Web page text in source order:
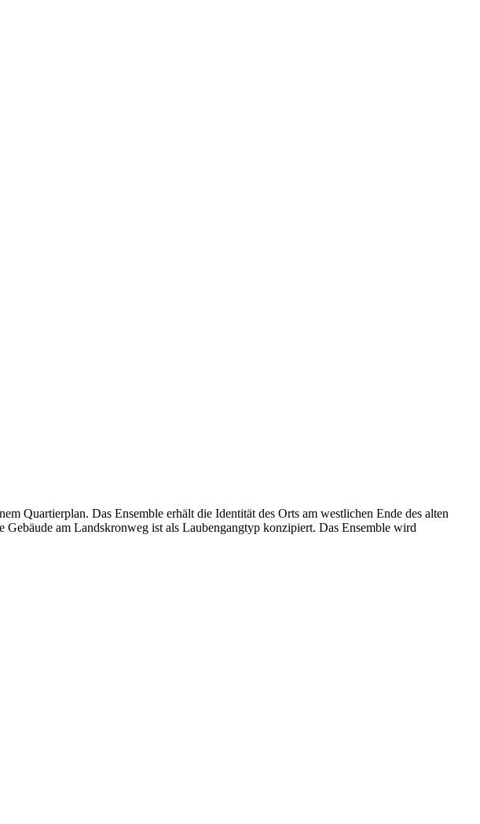
Quartierplan. Das Ensemble erhält die Identität des Orts am westlichen Ende des alten
am Landskronweg ist als Laubengangtyp konzipiert. Das Ensemble wird